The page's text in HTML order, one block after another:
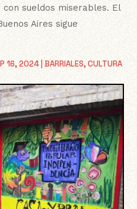
16, 2024 |BARRIALES,CULTURA
sueldos miserables. El
Aires sigue